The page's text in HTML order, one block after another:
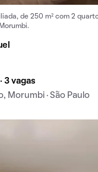
de 250 m² com 2
3 vagas
Morumbi · São Paulo